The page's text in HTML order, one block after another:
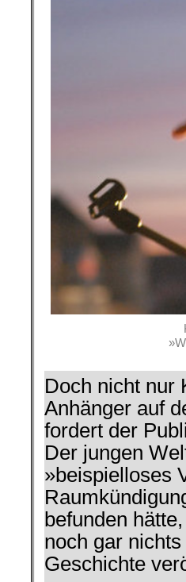
Doch nicht nur
Anhänger auf
fordert der
Der jungen
»beispielloses
befunden
noch gar
Geschichte